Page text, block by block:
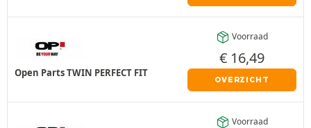
Open Parts TWIN PERFECT FIT
Voorraad
€ 16,49
OVERZICHT
Voorraad